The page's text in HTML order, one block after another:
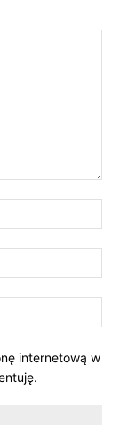
internetową w